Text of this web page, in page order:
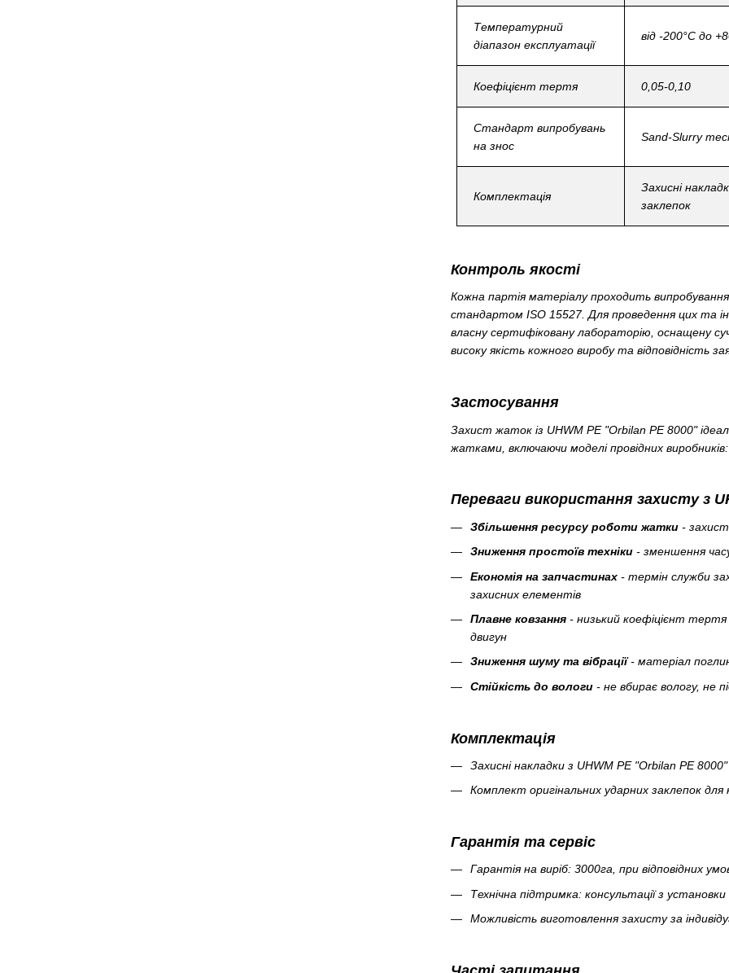
Температурний
діапазон експлуатації
від -200°C до
Коефіцієнт тертя 0,05-0,10
Стандарт випробувань
на знос
Sand-Slurry
Комплектація
Захисні
заклепок
Контроль якості
Кожна партія матеріалу проходить
стандартом ISO 15527. Для проведення цих та
власну сертифіковану лабораторію, оснащену
високу якість кожного виробу та відповідність
Застосування
Захист жаток із UHWM PE "Orbilan PE 8000"
жатками, включаючи моделі провідних
Переваги використання захисту з
Збільшення ресурсу роботи жатки - захист
Зниження простоїв техніки - зменшення
Економія на запчастинах - термін служби
захисних елементів
Плавне ковзання - низький коефіцієнт
двигун
Зниження шуму та вібрації- матеріал
Стійкість до вологи - не вбирає вологу, не
Комплектація
Захисні накладки з UHWM PE "Orbilan PE
Комплект оригінальних ударних заклепок для
Гарантія та сервіс
Гарантія на виріб: 3000га, при відповідних
Технічна підтримка: консультації з
Можливість виготовлення захисту за